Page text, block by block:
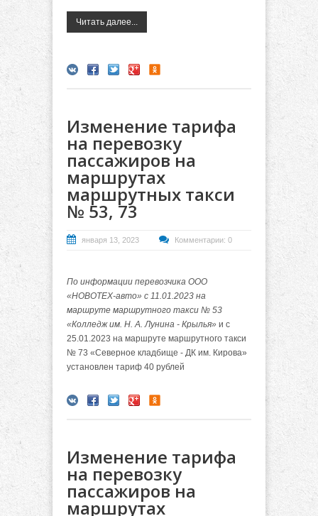
Читать далее...
Изменение тарифа
на перевозку
пассажиров на
маршрутах
маршрутных такси
№ 53, 73
января 13, 2023 Комментарии: 0
По информации перевозчика ООО
«НОВОТЕХ-авто» с 11.01.2023 на
маршруте маршрутного такси № 53
«Колледж им. Н. А. Лунина - Крылья» и с
25.01.2023 на маршруте маршрутного такси
№ 73 «Северное кладбище - ДК им. Кирова»
установлен тариф 40 рублей
Изменение тарифа
на перевозку
пассажиров на
маршрутах